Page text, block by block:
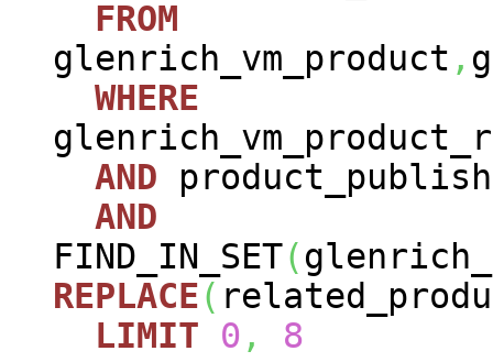
FROM
glenrich_vm_product ,
WHERE
AND product_publish
AND
FIND_IN_SET(
REPLACE(
LIMIT
0 ,
8